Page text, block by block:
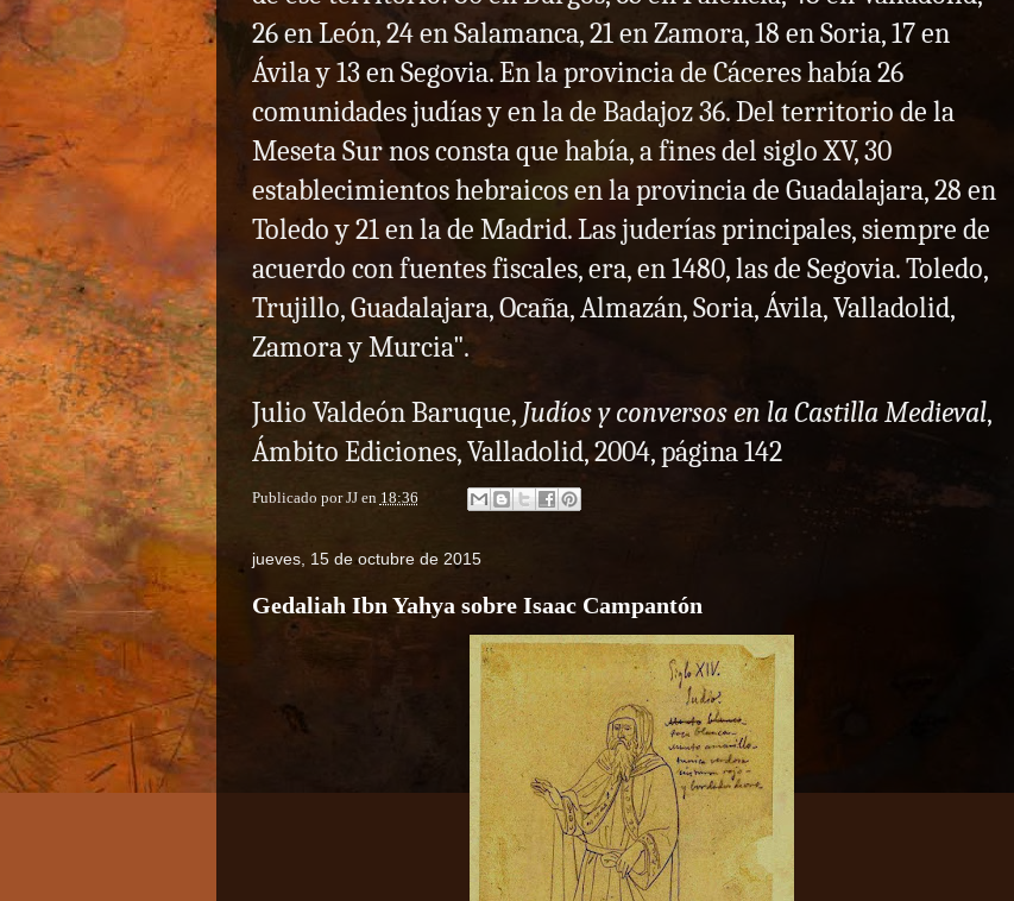
26 en León, 24 en Salamanca, 21 en Zamora, 18 en Soria, 17 en
Ávila y 13 en Segovia. En la provincia de Cáceres había 26
comunidades judías y en la de Badajoz 36. Del territorio de la
Meseta Sur nos consta que había, a fines del siglo XV, 30
establecimientos hebraicos en la provincia de Guadalajara, 28 en
Toledo y 21 en la de Madrid. Las juderías principales, siempre de
acuerdo con fuentes fiscales, era, en 1480, las de Segovia. Toledo,
Trujillo, Guadalajara, Ocaña, Almazán, Soria, Ávila, Valladolid,
Zamora y Murcia".
Julio Valdeón Baruque, Judíos y conversos en la Castilla Medieval,
Ámbito Ediciones, Valladolid, 2004, página 142
Publicado porJJ en 18:36
jueves, 15 de octubre de 2015
Gedaliah Ibn Yahya sobre Isaac Campantón